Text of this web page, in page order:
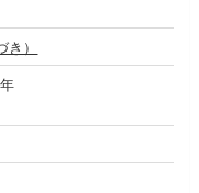
）